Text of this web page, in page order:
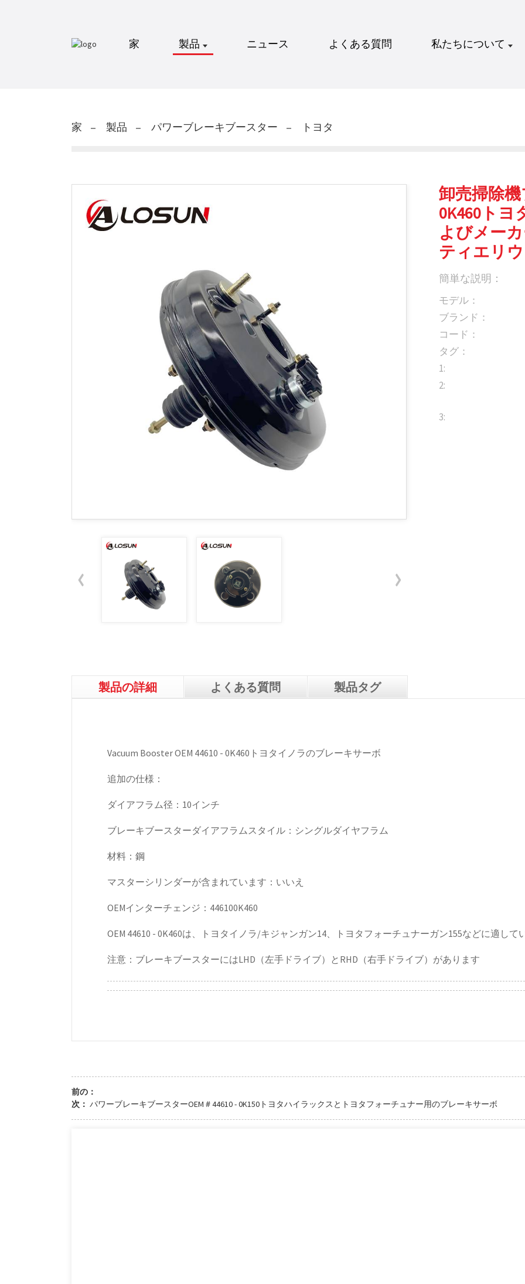
家 製品 ニュース よくある質問 私たちについて
家 製品 パワーブレーキブースター トヨタ
卸売掃除機
0K460ト
よびメー
ティエリウ
簡単な説明：
モデル：
ブランド：
コード：
タグ：
1:
2:
3:
製品の詳細 よくある質問 製品タグ
Vacuum Booster OEM 44610 - 0K460トヨタイノラのブレーキサーボ
追加の仕様：
ダイアフラム径：10インチ
ブレーキブースターダイアフラムスタイル：シングルダイヤフラム
材料：鋼
マスターシリンダーが含まれています：いいえ
OEMインターチェンジ：446100K460
OEM 44610 - 0K460は、トヨタイノラ/キジャンガン14、トヨタフォーチュナーガン155などに適して
注意：ブレーキブースターにはLHD（左手ドライブ）とRHD（右手ドライブ）があります
前の：
次： パワーブレーキブースターOEM＃44610 - 0K150トヨタハイラックスとトヨタフォーチュナー用のブレーキサーボ